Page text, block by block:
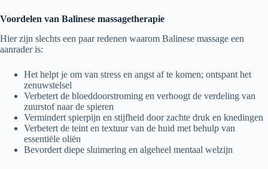
Voordelen van Balinese massagetherapie
Hier zijn slechts een paar redenen waarom Balinese massage een
aanrader is:
Het helpt je om van stress en angst af te komen; ontspant het
zenuwstelsel
Verbetert de bloeddoorstroming en verhoogt de verdeling van
zuurstof naar de spieren
Vermindert spierpijn en stijfheid door zachte druk en knedingen
Verbetert de teint en textuur van de huid met behulp van
essentiële oliën
Bevordert diepe sluimering en algeheel mentaal welzijn